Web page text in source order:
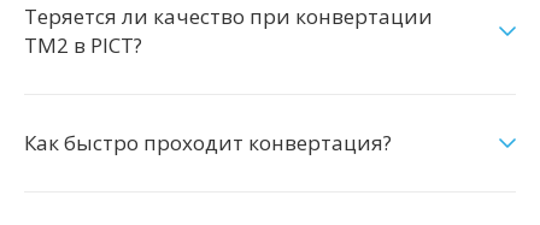
Теряется ли качество при конвертации
TM2 в PICT?
Как быстро проходит конвертация?